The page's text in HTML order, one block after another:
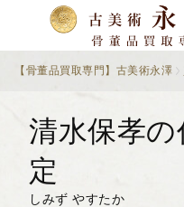
【骨董品買取専門】古美術永澤
清水保孝
定
しみず やすたか